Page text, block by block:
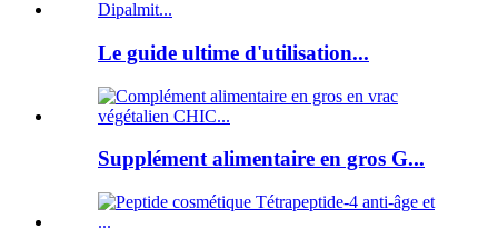
Le guide ultime d'utilisation...
Supplément alimentaire en gros G...